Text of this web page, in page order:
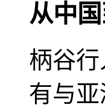
从中
柄谷
有与